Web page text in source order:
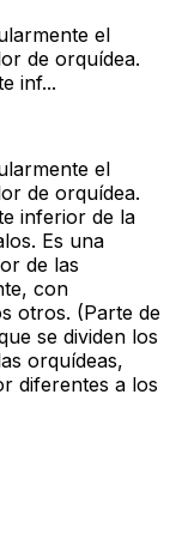
el
de orquídea.
inf...
el
de orquídea.
inferior de la
Es una
de las
con
otros. (Parte de
se dividen los
orquídeas,
diferentes a los